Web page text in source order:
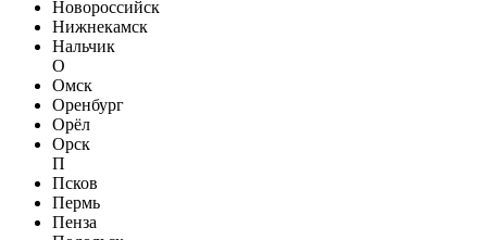
Новороссийск
Нижнекамск
Нальчик
О
Омск
Оренбург
Орёл
Орск
П
Псков
Пермь
Пенза